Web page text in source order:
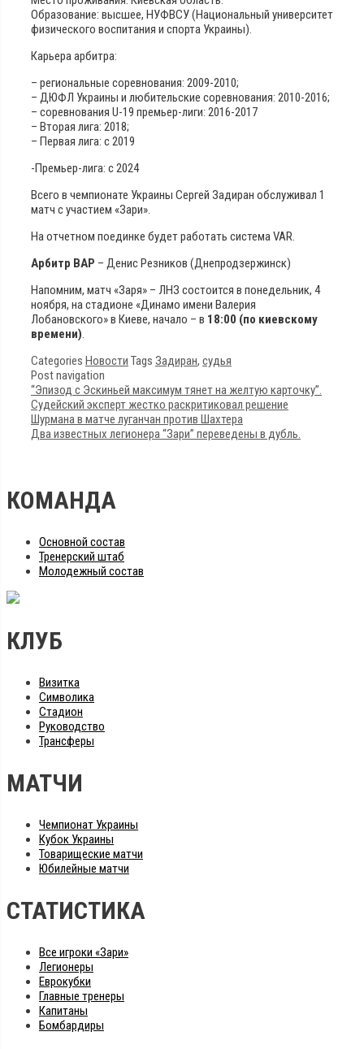
Образование: высшее, НУФВСУ (Национальный университет
физического воспитания и спорта Украины).
Карьера арбитра:
– региональные соревнования: 2009-2010;
– ДЮФЛ Украины и любительские соревнования: 2010-2016;
– соревнования U-19 премьер-лиги: 2016-2017
– Вторая лига: 2018;
– Первая лига: с 2019
-Премьер-лига: с 2024
Всего в чемпионате Украины Сергей Задиран обслуживал 1
матч с участием «Зари».
На отчетном поединке будет работать система VAR.
Арбитр ВАР – Денис Резников (Днепродзержинск)
Напомним, матч «Заря» – ЛНЗ состоится в понедельник, 4
ноября, на стадионе «Динамо имени Валерия
Лобановского» в Киеве, начало – в 18:00 (по киевскому
времени).
Categories Новости Tags Задиран, судья
Post navigation
“Эпизод с Эскиньей максимум тянет на желтую карточку”.
Судейский эксперт жестко раскритиковал решение
Шурмана в матче луганчан против Шахтера
Два известных легионера “Зари” переведены в дубль.
КОМАНДА
Основной состав
Тренерский штаб
Молодежный состав
КЛУБ
Визитка
Символика
Стадион
Руководство
Трансферы
МАТЧИ
Чемпионат Украины
Кубок Украины
Товарищеские матчи
Юбилейные матчи
СТАТИСТИКА
Все игроки «Зари»
Легионеры
Еврокубки
Главные тренеры
Капитаны
Бомбардиры